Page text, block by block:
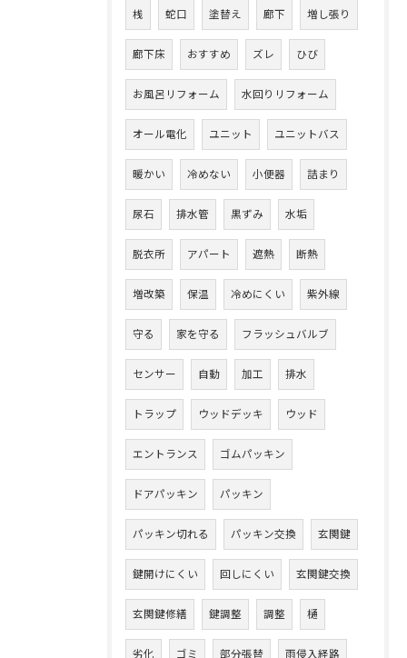
桟 蛇口 塗替え 廊下 増し張り
廊下床 おすすめ ズレ ひび
お風呂リフォーム 水回りリフォーム
オール電化 ユニット ユニットバス
暖かい 冷めない 小便器 詰まり
尿石 排水管 黒ずみ 水垢
脱衣所 アパート 遮熱 断熱
増改築 保温 冷めにくい 紫外線
守る 家を守る フラッシュバルブ
センサー 自動 加工 排水
トラップ ウッドデッキ ウッド
エントランス ゴムパッキン
ドアパッキン パッキン
パッキン切れる パッキン交換 玄関鍵
鍵開けにくい 回しにくい 玄関鍵交換
玄関鍵修繕 鍵調整 調整 樋
劣化 ゴミ 部分張替 雨侵入経路